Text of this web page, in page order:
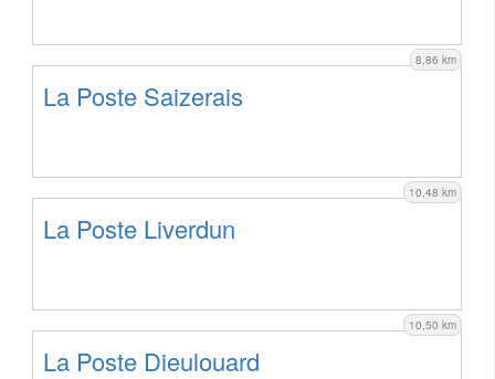
8,86 km
La Poste Saizerais
10,48 km
La Poste Liverdun
10,50 km
La Poste Dieulouard